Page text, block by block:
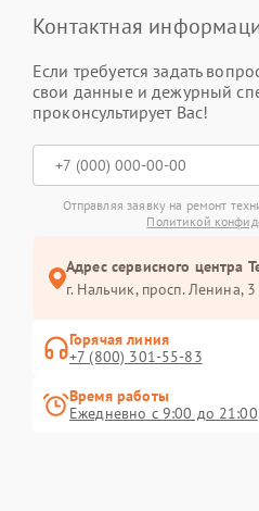
Контактная
Если требуется задать
свои данные и дежурный
проконсультирует Вас!
Отправляя заявку на ремонт
Политикой
Адрес сервисного центра
г. Нальчик, просп. Ленина, 3
Горячая линия
+7 (800) 301-55-83
Время работы
Ежедневно с 9:00 до 21:00